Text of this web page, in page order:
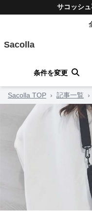
サコッシ
Sacolla
条件を変更
Sacolla TOP › 記事一覧 ›